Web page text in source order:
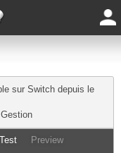
sur Switch depuis le
Test Preview